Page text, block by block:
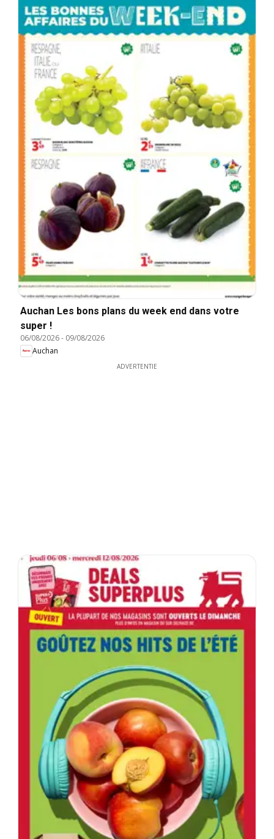
Auchan Les bons plans du week end dans votre
super !
06/08/2026- 09/08/2026
Auchan
ADVERTENTIE